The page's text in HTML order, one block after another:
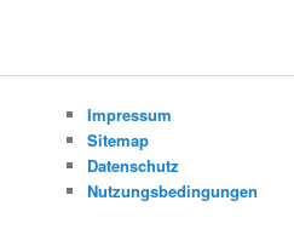
Impressum
Sitemap
Datenschutz
Nutzungsbedingungen